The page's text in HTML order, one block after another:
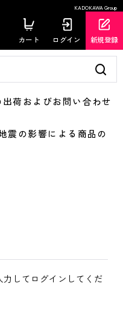
KADOKAWA Group
カート ログイン 新規登録
荷およびお問い合わせ
の影響による商品の
してログインしてくだ